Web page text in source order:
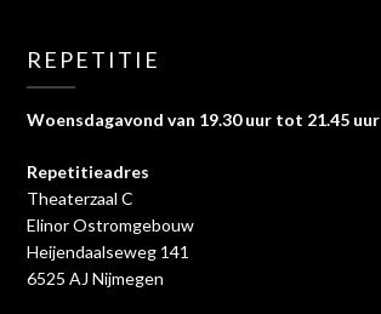
REPETITIE
Woensdagavond van 19.30 uur tot 21.45 uur
Repetitieadres
Theaterzaal C
Elinor Ostromgebouw
Heijendaalseweg 141
6525 AJ Nijmegen